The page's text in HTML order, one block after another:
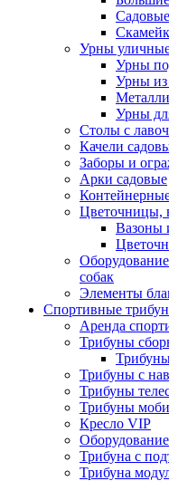
Урны
Урны
Урны из
Урны
Столы с
Качели
Заборы и
Арки садовые
Цветочницы,
Вазоны
собак
Элементы
Спортивные
Аренда
Трибуны
Трибуны с
Трибуны
Трибуны
Кресло VIP
Трибуна с
Трибуна